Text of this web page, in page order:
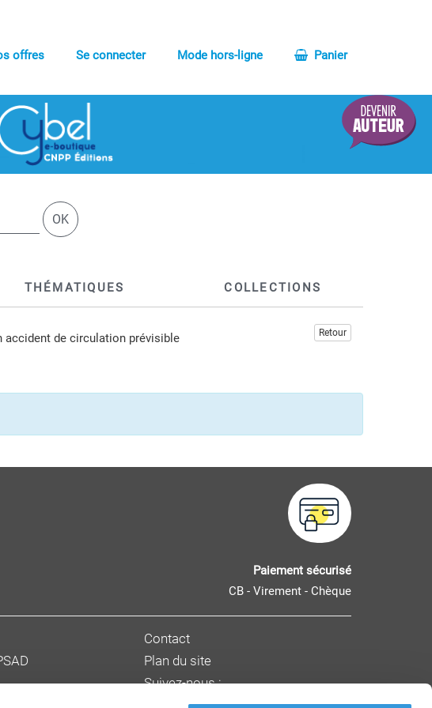
offres Se connecter Mode hors-ligne Panier
OK
THÉMATIQUES COLLECTIONS
accident de circulation prévisible Retour
Paiement sécurisé
CB - Virement - Chèque
Contact
Plan du site
Suivez-nous :